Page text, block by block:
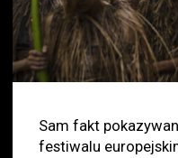
Sam fakt
festiwalu